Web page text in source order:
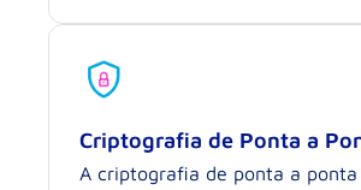
Criptografia de Ponta a
A criptografia de ponta a